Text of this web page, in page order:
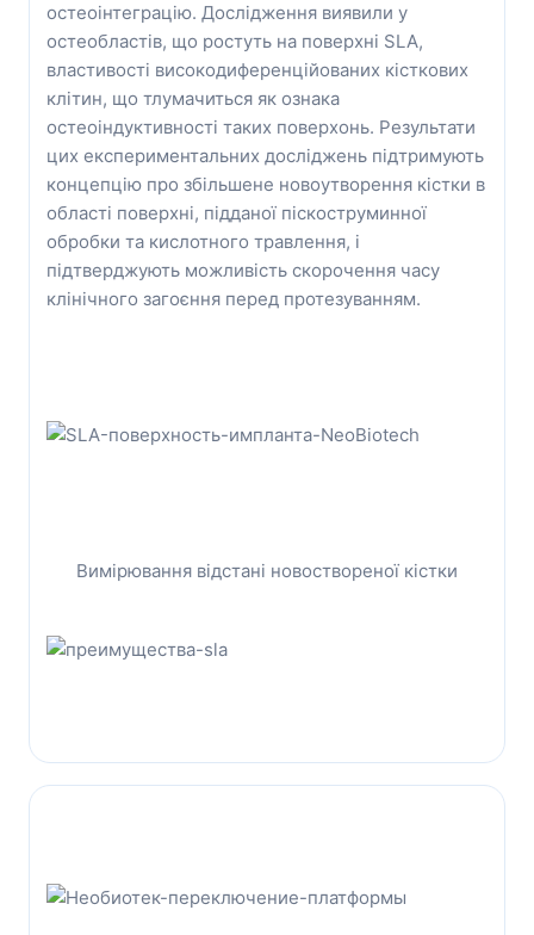
остеоінтеграцію. Дослідження виявили у
остеобластів, що ростуть на поверхні SLA,
властивості високодиференційованих кісткових
клітин, що тлумачиться як ознака
остеоіндуктивності таких поверхонь. Результати
цих експериментальних досліджень підтримують
концепцію про збільшене новоутворення кістки в
області поверхні, підданої піскоструминної
обробки та кислотного травлення, і
підтверджують можливість скорочення часу
клінічного загоєння перед протезуванням.
Вимірювання відстані новоствореної кістки